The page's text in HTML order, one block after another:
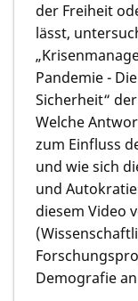
der Freiheit
lässt,
Pandemie -
Sicherheit“
Welche
zum Einfluss
und wie sich
und
diesem Video
Demografie